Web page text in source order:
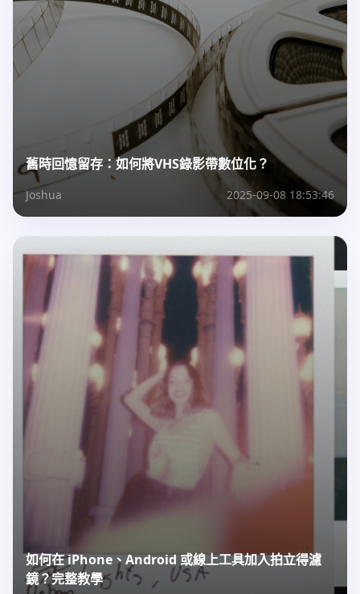
舊時回憶留存：如何將VHS錄影帶數位化？
Joshua 2025-09-08 18:53:46
如何在 iPhone、Android 或線上工具加入拍立得濾
鏡？完整教學